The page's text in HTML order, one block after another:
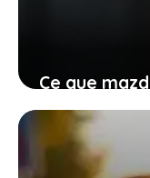
Ce que
renonçant
l’électrique
27 janvier 2026